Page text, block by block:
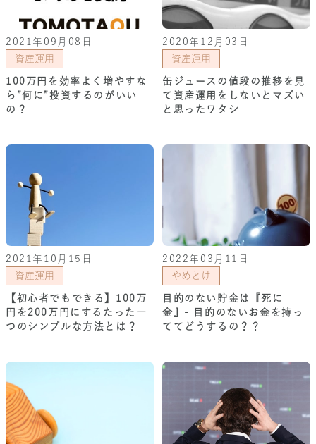
2021年09月08日
資産運用
100万円を効率よく増やすな
ら”何に”投資するのがいい
の？
2020年12月03日
資産運用
缶ジュースの値段の推移を見
て資産運用をしないとマズい
と思ったワタシ
2021年10月15日
資産運用
【初心者でもできる】100万
円を200万円にするたった一
つのシンプルな方法とは？
2022年03月11日
やめとけ
目的のない貯金は『死に
金』- 目的のないお金を持っ
ててどうするの？？